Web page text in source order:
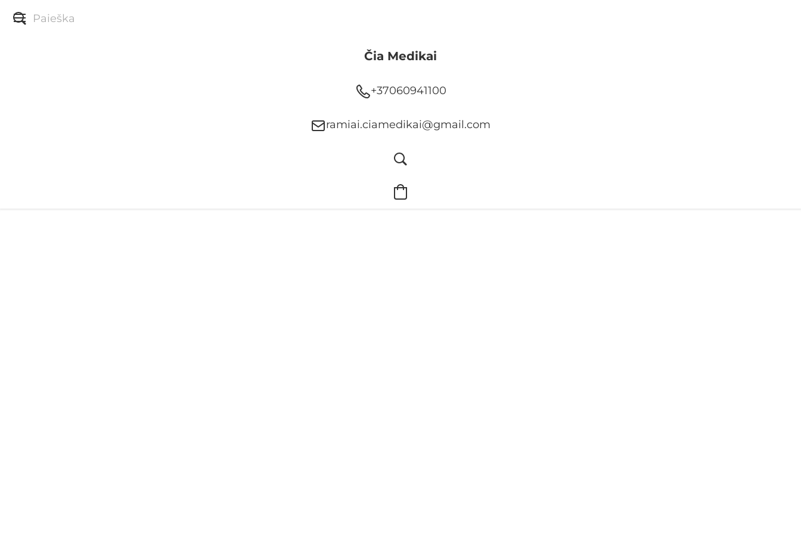
Čia Medikai
+37060941100
ramiai.ciamedikai@gmail.com